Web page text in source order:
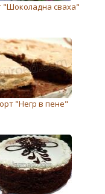
"Шоколадна сваха"
"Негр в пене"